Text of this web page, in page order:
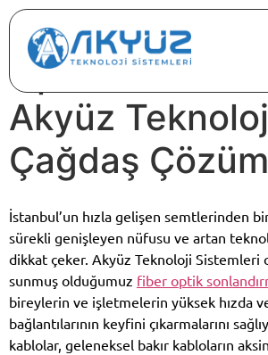
Optik
Akyüz
Çağdaş
İstanbul’un hızla gelişen semtlerinden
sürekli genişleyen nüfusu ve artan
dikkat çeker. Akyüz Teknoloji Sistemleri
sunmuş olduğumuz fiber optik
bireylerin ve işletmelerin yüksek hızda
bağlantılarının keyfini çıkarmalarını
kablolar, geleneksel bakır kabloların